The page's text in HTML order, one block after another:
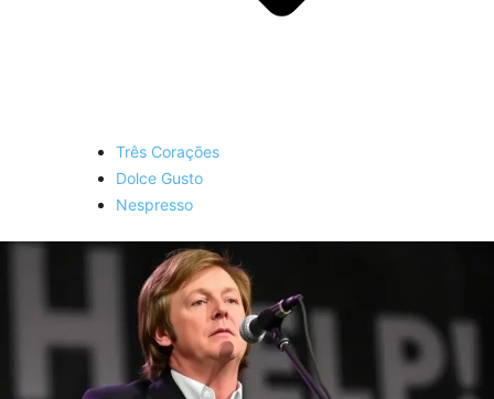
Três Corações
Dolce Gusto
Nespresso